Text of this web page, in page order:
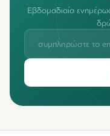
Εβδομαδιαία